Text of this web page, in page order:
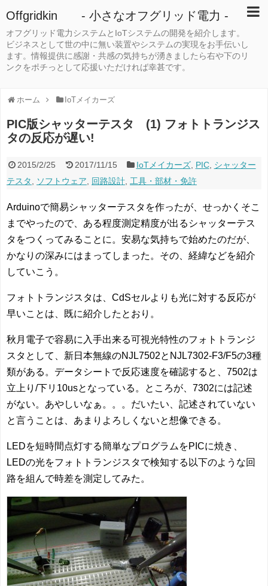
Offgridkin - 小さなオフグリッド電力 -
オフグリッド電力システムとIoTシステムの開発を紹介します。
ビジネスとして世の中に無い装置やシステムの実現をお手伝いし
ます。情報提供に感謝・共感の気持ちが湧きましたら右や下のリ
ンクをポチっとして応援いただければ幸甚です。
ホーム IoTメイカーズ
PIC版シャッターテスタ (1) フォトトランジス
タの反応が遅い!
2015/2/25 2017/11/15 IoTメイカーズ, PIC, シャッター
テスタ
ソフトウェア 回路設計 工具・部材・免許
Arduinoで簡易シャッターテスタを作ったが、せっかくそこ
までやったので、ある程度測定精度が出るシャッターテス
タをつくってみることに。安易な気持ちで始めたのだが、
かなりの深みにはまってしまった。その、経緯などを紹介
していこう。
フォトトランジスタは、CdSセルよりも光に対する反応が
早いことは、既に紹介したとおり。
秋月電子で容易に入手出来る可視光特性のフォトトランジ
スタとして、新日本無線のNJL7502とNJL7302-F3/F5の3種
類がある。データシートで反応速度を確認すると、7502は
立上り/下リ10usとなっている。ところが、7302には記述
がない。あやしいなぁ。。。だいたい、記述されていない
と言うことは、あまりよろしくないと想像できる。
LEDを短時間点灯する簡単なプログラムをPICに焼き、
LEDの光をフォトトランジスタで検知する以下のような回
路を組んで時差を測定してみた。